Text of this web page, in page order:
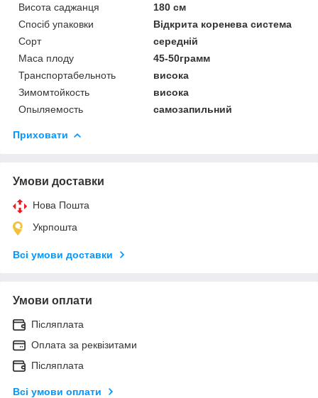
Висота саджанця
180 см
Спосіб упаковки
Відкрита коренева система
Сорт
середній
Маса плоду
45-50грамм
Транспортабельноть
висока
Зимомтойкость
висока
Опыляемость
самозапильний
Приховати
Умови доставки
Нова Пошта
Укрпошта
Всі умови доставки
Умови оплати
Післяплата
Оплата за реквізитами
Післяплата
Всі умови оплати